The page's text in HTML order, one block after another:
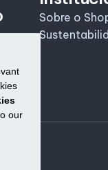
our
Sobre o